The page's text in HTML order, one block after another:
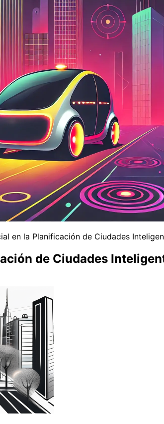
en la Planificación de Ciudades
de Ciudades